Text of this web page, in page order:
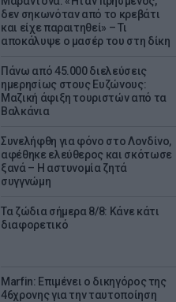
δεν σηκωνόταν από το κρεβάτι
και είχε παραιτηθεί» – Τι
αποκάλυψε ο μασέρ του στη δίκη
Πάνω από 45.000 διελεύσεις
ημερησίως στους Ευζώνους:
Μαζική άφιξη τουριστών από τα
Βαλκάνια
Συνελήφθη για φόνο στο Λονδίνο,
αφέθηκε ελεύθερος και σκότωσε
ξανά – Η αστυνομία ζητά
συγγνώμη
Τα ζώδια σήμερα 8/8: Κάνε κάτι
διαφορετικό
Marfin: Επιμένει ο δικηγόρος της
46χρονης για την ταυτοποίηση